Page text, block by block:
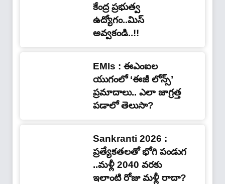
కేంద్ర ప్రభుత్వ
ఉద్యోగం..మిస్
అవ్వకండి..!!
EMIs : ఈఎంఐల
యుగంలో ‘ఈజీ లోన్స్’
ప్రమాదాలు.. ఎలా జాగ్రత్త
పడాలో తెలుసా?
Sankranti 2026 :
ప్రత్యేకతలతో భోగి పండుగ
..మళ్లీ 2040 వరకు
ఇలాంటి రోజు మళ్లీ రాదా?